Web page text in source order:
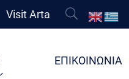
Visit Arta
ΕΠΙΚΟΙΝΩΝΙΑ